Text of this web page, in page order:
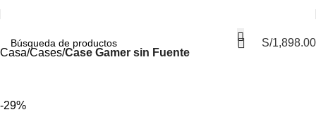
S/1,898.00
Casa Cases Case Gamer sin Fuente
-29%